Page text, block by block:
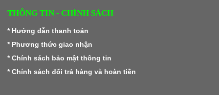
THÔNG TIN - CHÍNH SÁCH
* Hướng dẫn thanh toán
* Phương thức giao nhận
* Chính sách bảo mật thông tin
* Chính sách đổi trả hàng và hoàn tiền